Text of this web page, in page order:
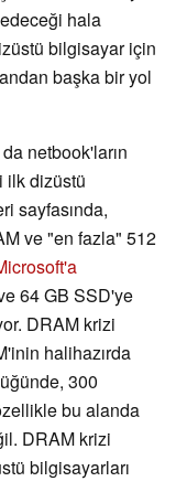
hala
bilgisayar için
başka bir yol
netbook'ların
ilk dizüstü
sayfasında,
ve "en fazla" 512
64 GB SSD'ye
DRAM krizi
halihazırda
300
bu alanda
DRAM krizi
bilgisayarları